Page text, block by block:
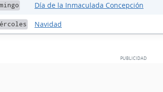
Día de la Inmaculada Concepción
Navidad